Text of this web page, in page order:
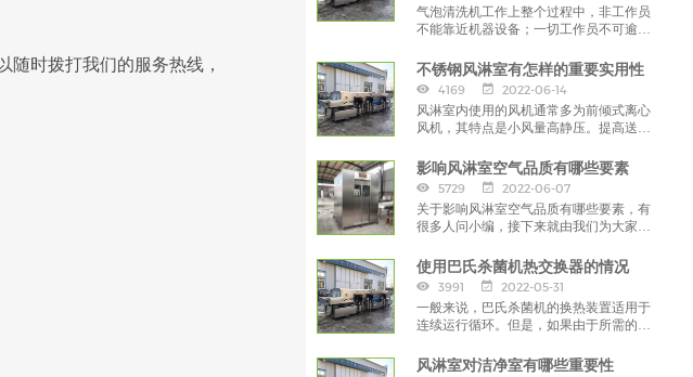
时拨打我们的服务热线，
气泡清洗机工作上整个过程中，非工作员
不能靠近机器设备；一切工作员不可逾越
量立刻停止运作，
不锈钢风淋室有怎样的重要实用性
4169
2022-06-14
风淋室内使用的风机通常多为前倾式离心
风机，其特点是小风量高静压。提高送风
要求，
影响风淋室空气品质有哪些要素
5729
2022-06-07
关于影响风淋室空气品质有哪些要素，有
很多人问小编，接下来就由我们为大家解
使用巴氏杀菌机热交换器的情况
3991
2022-05-31
一般来说，巴氏杀菌机的换热装置适用于
连续运行循环。但是，如果由于所需的热
须提前采取预防措施，
风淋室对洁净室有哪些重要性